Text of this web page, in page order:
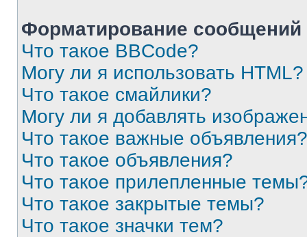
Форматирование
Что такое BBCode?
Могу ли я использовать HTML?
Что такое смайлики?
Могу ли я добавлять
Что такое важные объявления?
Что такое объявления?
Что такое прилепленные
Что такое закрытые темы?
Что такое значки тем?